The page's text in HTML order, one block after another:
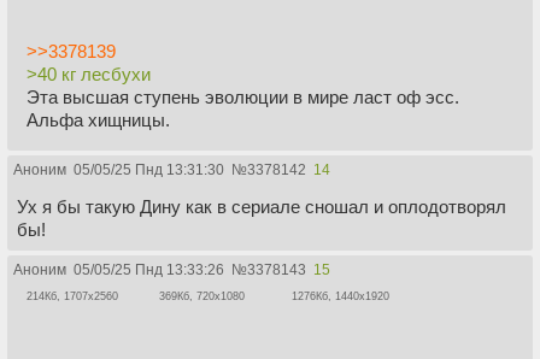
>>3378139
>40 кг лесбухи
Эта высшая ступень эволюции в мире ласт оф эсс.
Альфа хищницы.
Аноним 05/05/25 Пнд 13:31:30 №3378142 14
Ух я бы такую Дину как в сериале сношал и оплодотворял
бы!
Аноним 05/05/25 Пнд 13:33:26 №3378143 15
214Кб, 1707x2560 369Кб, 720x1080 1276Кб, 1440x1920